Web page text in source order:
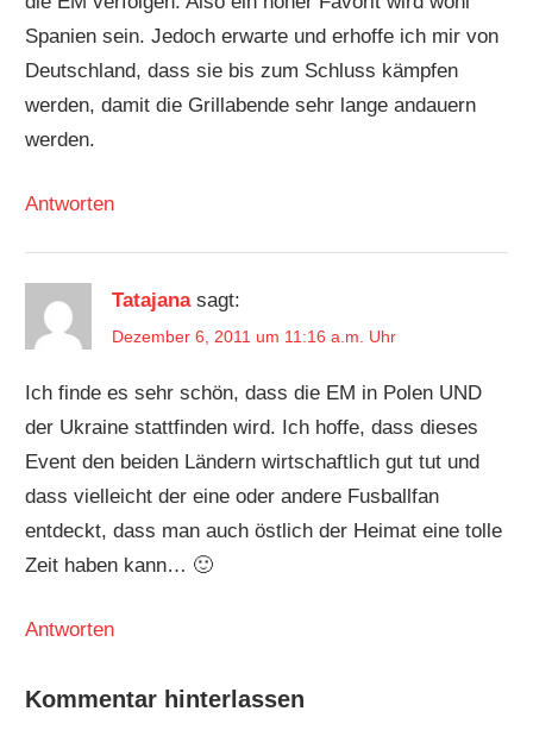
Spanien sein. Jedoch erwarte und erhoffe ich mir von
Deutschland, dass sie bis zum Schluss kämpfen
werden, damit die Grillabende sehr lange andauern
werden.
Antworten
Tatajana sagt:
Dezember 6, 2011 um 11:16 a.m. Uhr
Ich finde es sehr schön, dass die EM in Polen UND
der Ukraine stattfinden wird. Ich hoffe, dass dieses
Event den beiden Ländern wirtschaftlich gut tut und
dass vielleicht der eine oder andere Fusballfan
entdeckt, dass man auch östlich der Heimat eine tolle
Zeit haben kann… 🙂
Antworten
Kommentar hinterlassen